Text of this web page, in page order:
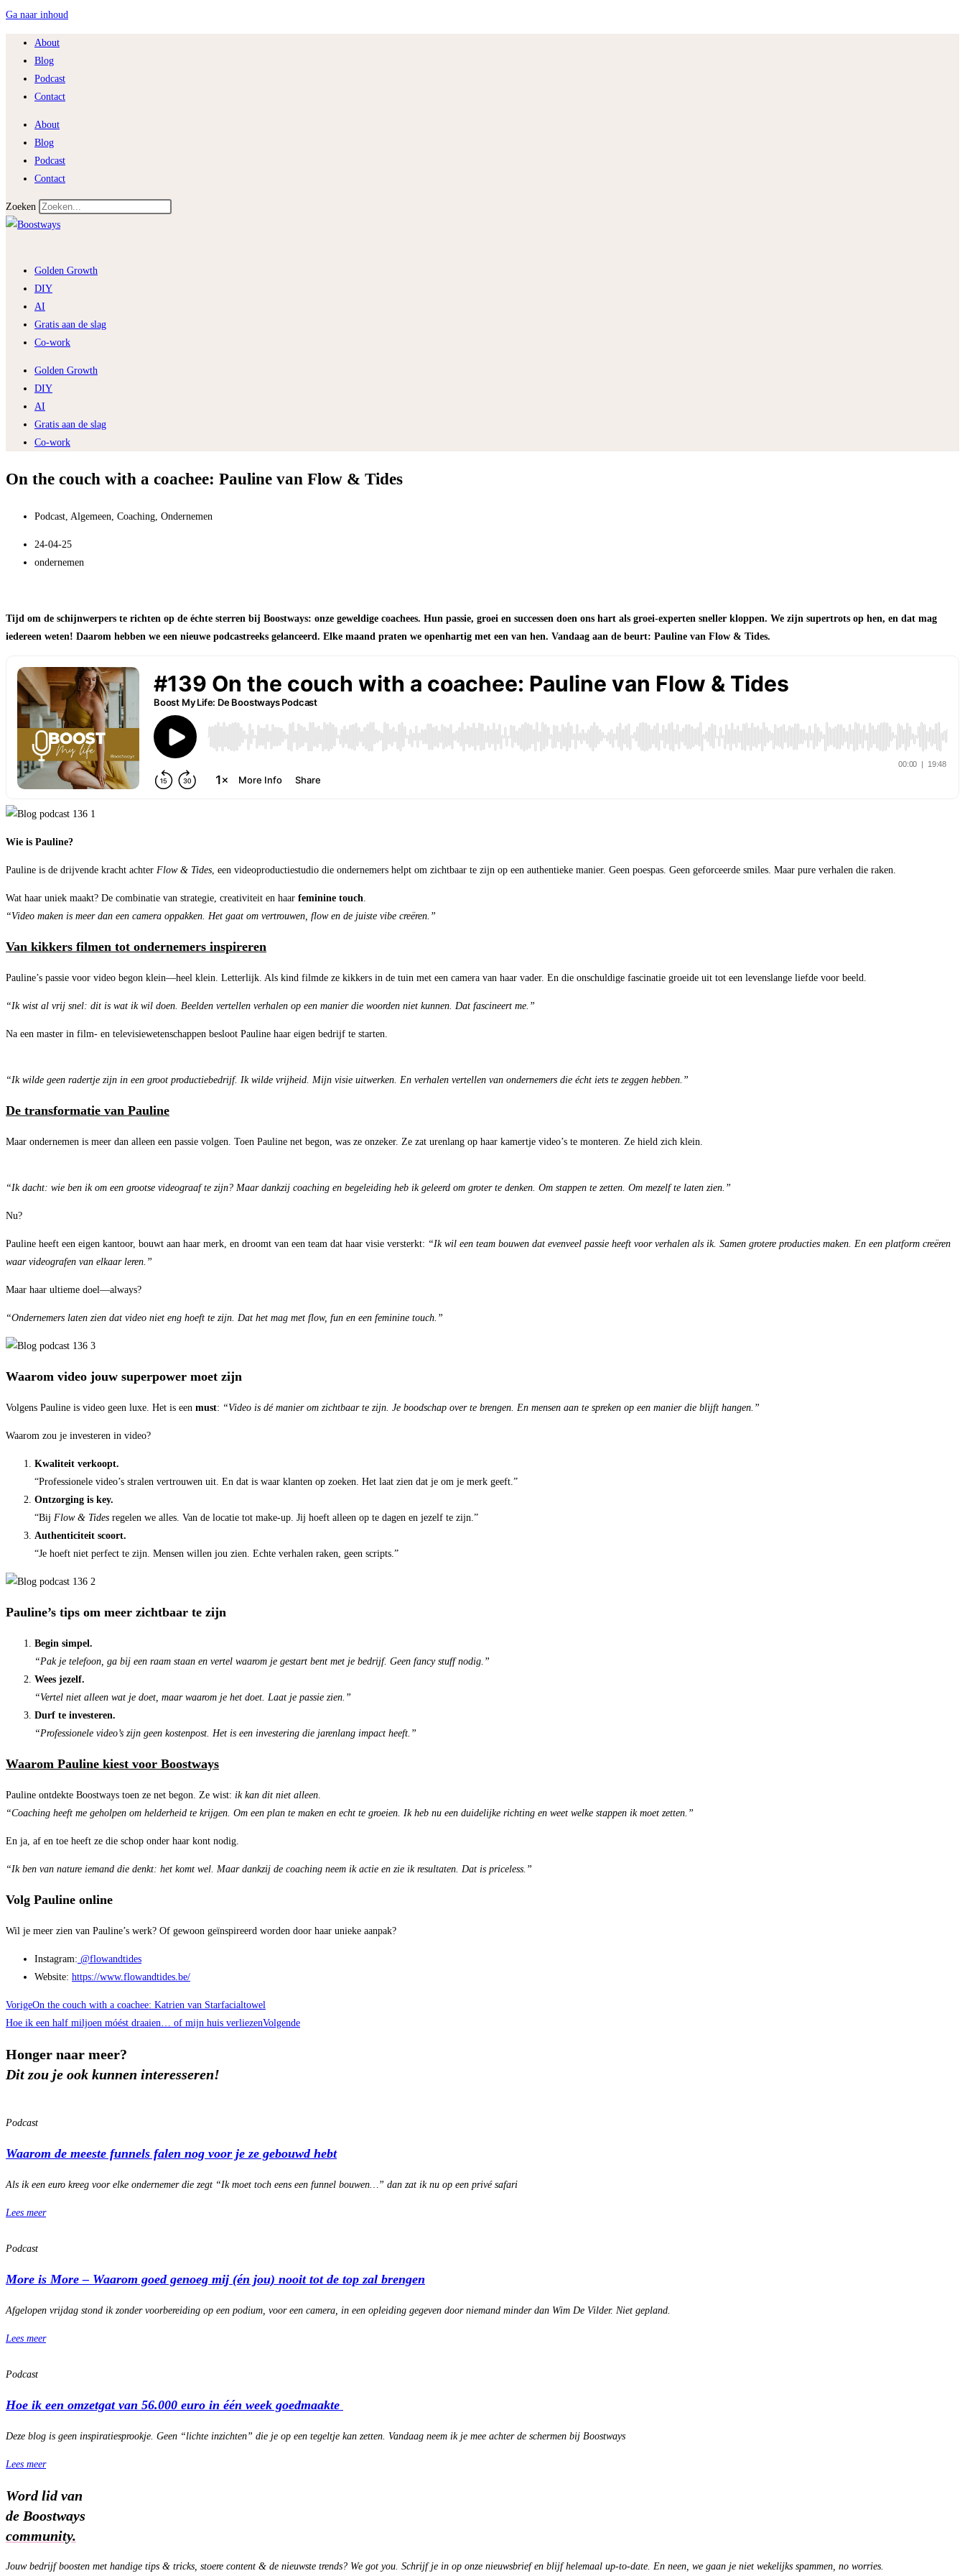
Ga naar inhoud
About
Blog
Podcast
Contact
About
Blog
Podcast
Contact
Zoeken
Golden Growth
DIY
AI
Gratis aan de slag
Co-work
Golden Growth
DIY
AI
Gratis aan de slag
Co-work
On the couch with a coachee: Pauline van Flow & Tides
Podcast, Algemeen, Coaching, Ondernemen
24-04-25
ondernemen
Tijd om de schijnwerpers te richten op de échte sterren bij Boostways: onze geweldige coachees. Hun passie, groei en successen doen ons hart als groei-experten sneller kloppen. We zijn supertrots op hen, en dat mag
iedereen weten! Daarom hebben we een nieuwe podcastreeks gelanceerd. Elke maand praten we openhartig met een van hen. Vandaag aan de beurt: Pauline van Flow & Tides.
Wie is Pauline?
Pauline is de drijvende kracht achter Flow & Tides, een videoproductiestudio die ondernemers helpt om zichtbaar te zijn op een authentieke manier. Geen poespas. Geen geforceerde smiles. Maar pure verhalen die raken.
Wat haar uniek maakt? De combinatie van strategie, creativiteit en haar feminine touch.
“Video maken is meer dan een camera oppakken. Het gaat om vertrouwen, flow en de juiste vibe creëren.”
Van kikkers filmen tot ondernemers inspireren
Pauline’s passie voor video begon klein—heel klein. Letterlijk. Als kind filmde ze kikkers in de tuin met een camera van haar vader. En die onschuldige fascinatie groeide uit tot een levenslange liefde voor beeld.
“Ik wist al vrij snel: dit is wat ik wil doen. Beelden vertellen verhalen op een manier die woorden niet kunnen. Dat fascineert me.”
Na een master in film- en televisiewetenschappen besloot Pauline haar eigen bedrijf te starten.
“Ik wilde geen radertje zijn in een groot productiebedrijf. Ik wilde vrijheid. Mijn visie uitwerken. En verhalen vertellen van ondernemers die écht iets te zeggen hebben.”
De transformatie van Pauline
Maar ondernemen is meer dan alleen een passie volgen. Toen Pauline net begon, was ze onzeker. Ze zat urenlang op haar kamertje video’s te monteren. Ze hield zich klein.
“Ik dacht: wie ben ik om een grootse videograaf te zijn? Maar dankzij coaching en begeleiding heb ik geleerd om groter te denken. Om stappen te zetten. Om mezelf te laten zien.”
Nu?
Pauline heeft een eigen kantoor, bouwt aan haar merk, en droomt van een team dat haar visie versterkt: “Ik wil een team bouwen dat evenveel passie heeft voor verhalen als ik. Samen grotere producties maken. En een platform creëren
waar videografen van elkaar leren.”
Maar haar ultieme doel—always?
“Ondernemers laten zien dat video niet eng hoeft te zijn. Dat het mag met flow, fun en een feminine touch.”
Waarom video jouw superpower moet zijn
Volgens Pauline is video geen luxe. Het is een must: “Video is dé manier om zichtbaar te zijn. Je boodschap over te brengen. En mensen aan te spreken op een manier die blijft hangen.”
Waarom zou je investeren in video?
Kwaliteit verkoopt.
“Professionele video’s stralen vertrouwen uit. En dat is waar klanten op zoeken. Het laat zien dat je om je merk geeft.”
Ontzorging is key.
“Bij Flow & Tides regelen we alles. Van de locatie tot make-up. Jij hoeft alleen op te dagen en jezelf te zijn.”
Authenticiteit scoort.
“Je hoeft niet perfect te zijn. Mensen willen jou zien. Echte verhalen raken, geen scripts.”
Pauline’s tips om meer zichtbaar te zijn
Begin simpel.
“Pak je telefoon, ga bij een raam staan en vertel waarom je gestart bent met je bedrijf. Geen fancy stuff nodig.”
Wees jezelf.
“Vertel niet alleen wat je doet, maar waarom je het doet. Laat je passie zien.”
Durf te investeren.
“Professionele video’s zijn geen kostenpost. Het is een investering die jarenlang impact heeft.”
Waarom Pauline kiest voor Boostways
Pauline ontdekte Boostways toen ze net begon. Ze wist: ik kan dit niet alleen.
“Coaching heeft me geholpen om helderheid te krijgen. Om een plan te maken en echt te groeien. Ik heb nu een duidelijke richting en weet welke stappen ik moet zetten.”
En ja, af en toe heeft ze die schop onder haar kont nodig.
“Ik ben van nature iemand die denkt: het komt wel. Maar dankzij de coaching neem ik actie en zie ik resultaten. Dat is priceless.”
Volg Pauline online
Wil je meer zien van Pauline’s werk? Of gewoon geïnspireerd worden door haar unieke aanpak?
Instagram: @flowandtides
Website: https://www.flowandtides.be/
VorigeOn the couch with a coachee: Katrien van Starfacialtowel
Hoe ik een half miljoen móést draaien… of mijn huis verliezenVolgende
Honger naar meer?
Dit zou je ook kunnen interesseren!
Podcast
Waarom de meeste funnels falen nog voor je ze gebouwd hebt
Als ik een euro kreeg voor elke ondernemer die zegt “Ik moet toch eens een funnel bouwen…” dan zat ik nu op een privé safari
Lees meer
Podcast
More is More – Waarom goed genoeg mij (én jou) nooit tot de top zal brengen
Afgelopen vrijdag stond ik zonder voorbereiding op een podium, voor een camera, in een opleiding gegeven door niemand minder dan Wim De Vilder. Niet gepland.
Lees meer
Podcast
Hoe ik een omzetgat van 56.000 euro in één week goedmaakte
Deze blog is geen inspiratiesprookje. Geen “lichte inzichten” die je op een tegeltje kan zetten. Vandaag neem ik je mee achter de schermen bij Boostways
Lees meer
Word lid van
de Boostways
community.
Jouw bedrijf boosten met handige tips & tricks, stoere content & de nieuwste trends? We got you. Schrijf je in op onze nieuwsbrief en blijf helemaal up-to-date. En neen, we gaan je niet wekelijks spammen, no worries.